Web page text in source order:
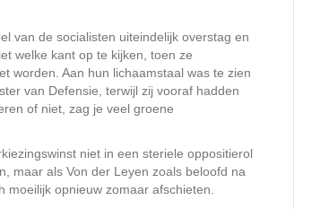
van de socialisten uiteindelijk overstag en
welke kant op te kijken, toen ze
worden. Aan hun lichaamstaal was te zien
van Defensie, terwijl zij vooraf hadden
of niet, zag je veel groene
niet in een steriele oppositierol
maar als Von der Leyen zoals beloofd na
opnieuw zomaar afschieten.